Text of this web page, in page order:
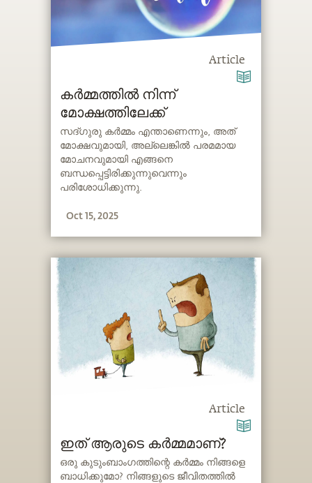
Article
കർമ്മത്തിൽ നിന്ന്
മോക്ഷത്തിലേക്ക്
സദ്ഗുരു കർമ്മം എന്താണെന്നും, അത്
മോക്ഷവുമായി, അല്ലെങ്കിൽ പരമമായ
മോചനവുമായി എങ്ങനെ
ബന്ധപ്പെട്ടിരിക്കുന്നുവെന്നും
പരിശോധിക്കുന്നു.
Oct 15, 2025
Article
ഇത് ആരുടെ കർമ്മമാണ്?
ഒരു കുടുംബാംഗത്തിന്റെ കർമ്മം നിങ്ങളെ
ബാധിക്കുമോ? നിങ്ങളുടെ ജീവിതത്തിൽ